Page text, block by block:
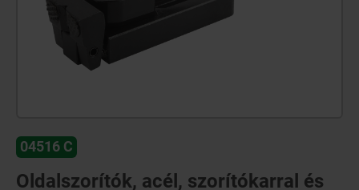
04516 C
Oldalszorítók, acél, szorítókarral és